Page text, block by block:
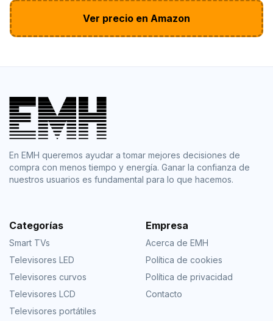
Ver precio en Amazon
En EMH queremos ayudar a tomar mejores decisiones de
compra con menos tiempo y energía. Ganar la confianza de
nuestros usuarios es fundamental para lo que hacemos.
Categorías
Smart TVs
Televisores LED
Televisores curvos
Televisores LCD
Televisores portátiles
Empresa
Acerca de EMH
Política de cookies
Política de privacidad
Contacto